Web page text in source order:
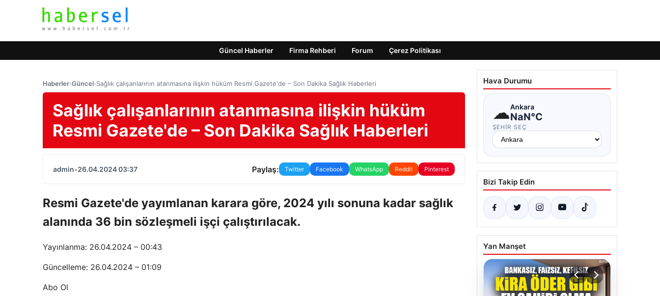
Güncel Haberler Firma Rehberi Forum Çerez Politikası
Haberler›Güncel›Sağlık çalışanlarının atanmasına ilişkin hüküm Resmi Gazete'de – Son Dakika Sağlık Haberleri
Sağlık çalışanlarının atanmasına ilişkin hüküm
Resmi Gazete'de – Son Dakika Sağlık Haberleri
admin•26.04.2024 03:37 Paylaş: Twitter Facebook WhatsApp Reddit Pinterest
Resmi Gazete'de yayımlanan karara göre, 2024 yılı sonuna kadar sağlık
alanında 36 bin sözleşmeli işçi çalıştırılacak.
Yayınlanma: 26.04.2024 – 00:43
Güncelleme: 26.04.2024 – 01:09
Abo Ol
Hava Durumu
☁Ankara
NaN°C
ŞEHIR SEÇ
Bizi Takip Edin
Yan Manşet